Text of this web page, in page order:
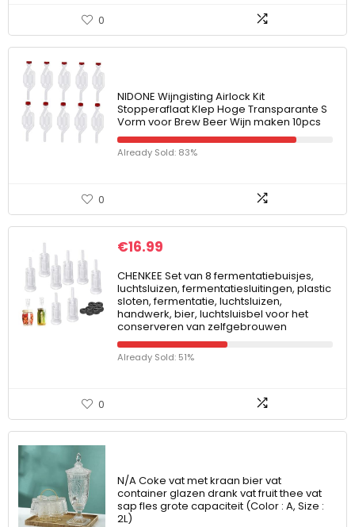
0
NIDONE Wijngisting Airlock Kit
Stopperaflaat Klep Hoge Transparante S
Vorm voor Brew Beer Wijn maken 10pcs
Already Sold: 83%
0
€16.99
CHENKEE Set van 8 fermentatiebuisjes,
luchtsluizen, fermentatiesluitingen, plastic
sloten, fermentatie, luchtsluizen,
handwerk, bier, luchtsluisbel voor het
conserveren van zelfgebrouwen
Already Sold: 51%
0
N/A Coke vat met kraan bier vat
container glazen drank vat fruit thee vat
sap fles grote capaciteit (Color : A, Size :
2L)